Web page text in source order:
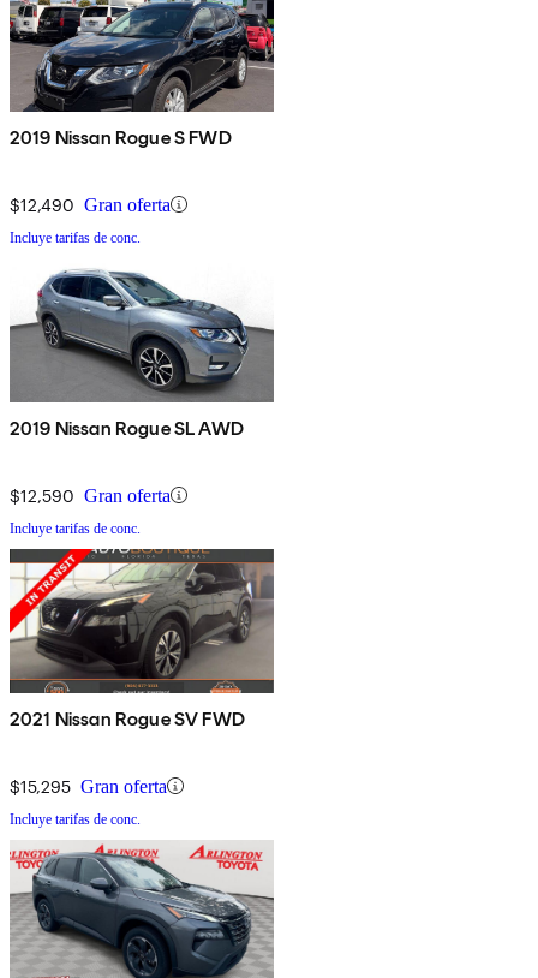
2019 Nissan Rogue S FWD
$12,490 Gran oferta
Incluye tarifas de conc.
2019 Nissan Rogue SL AWD
$12,590 Gran oferta
Incluye tarifas de conc.
2021 Nissan Rogue SV FWD
$15,295 Gran oferta
Incluye tarifas de conc.